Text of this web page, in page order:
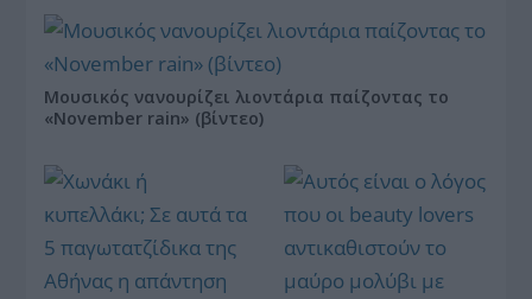
Μουσικός νανουρίζει λιοντάρια παίζοντας το
«November rain» (βίντεο)